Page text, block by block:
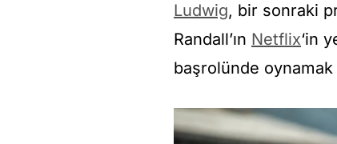
Ludwig, bir sonraki
Randall’ın Netflix‘in
başrolünde oynamak